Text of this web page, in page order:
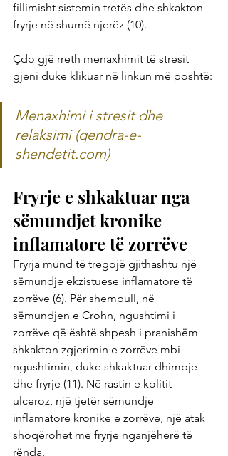
fillimisht sistemin tretës dhe shkakton
fryrje në shumë njerëz (10).
Çdo gjë rreth menaxhimit të stresit
gjeni duke klikuar në linkun më poshtë:
Menaxhimi i stresit dhe
relaksimi (qendra-e-
shendetit.com)
Fryrje e shkaktuar nga
sëmundjet kronike
inflamatore të zorrëve
Fryrja mund të tregojë gjithashtu një
sëmundje ekzistuese inflamatore të
zorrëve (6). Për shembull, në
sëmundjen e Crohn, ngushtimi i
zorrëve që është shpesh i pranishëm
shkakton zgjerimin e zorrëve mbi
ngushtimin, duke shkaktuar dhimbje
dhe fryrje (11). Në rastin e kolitit
ulceroz, një tjetër sëmundje
inflamatore kronike e zorrëve, një atak
shoqërohet me fryrje nganjëherë të
rënda.